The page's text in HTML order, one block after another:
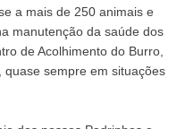
a mais de 250 animais e
manutenção da saúde dos
de Acolhimento do Burro,
sempre em situações